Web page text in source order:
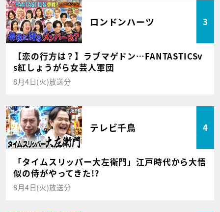
ロンドンハーツ 3
【恋の行方は？】ラブマゲドン…FANTASTICSv
s紅しょうがら女芸人軍団
8月4日(火)放送分
テレビ千鳥 4
「タイムスリッパー大左衛門」江戸時代から大悟
似の侍がやってきた!?
8月4日(火)放送分